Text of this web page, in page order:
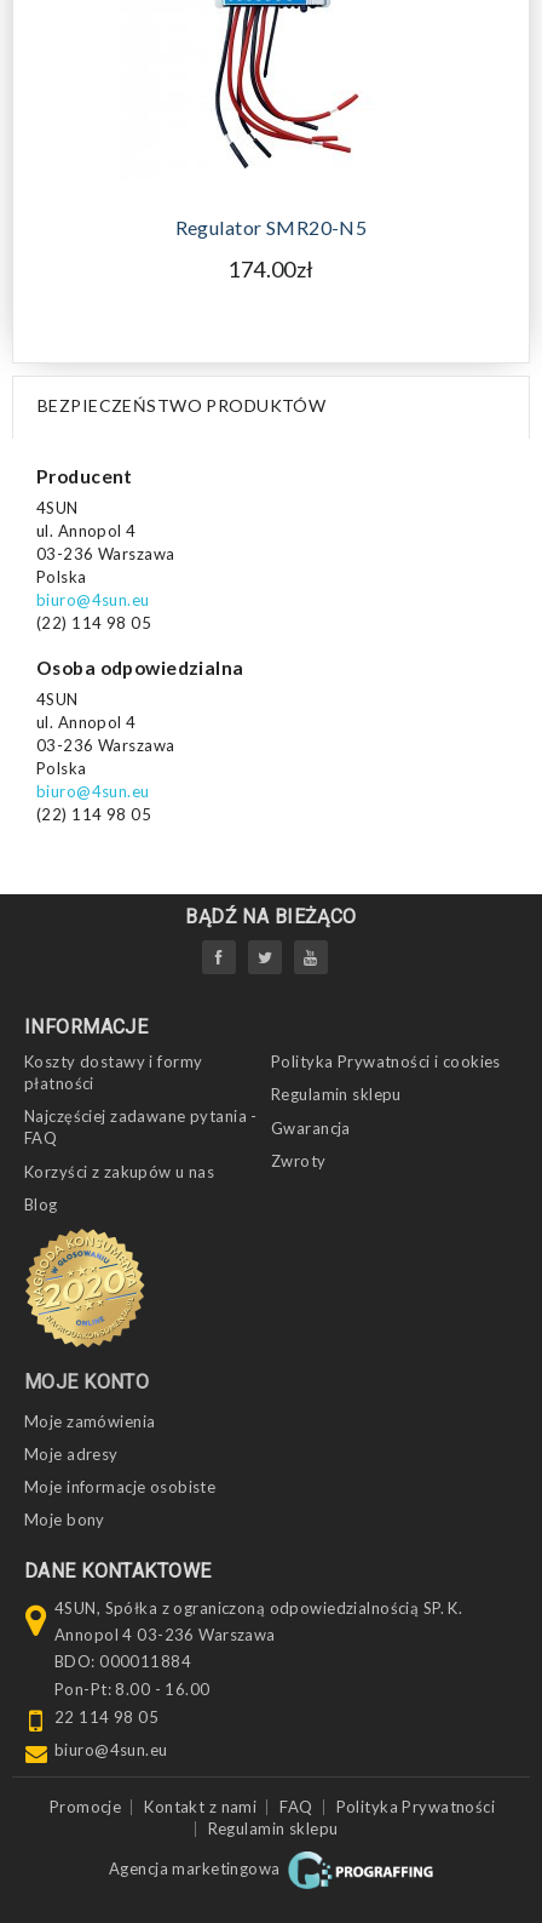
DODAJ DO KOSZYKA
Regulator SMR20-N5
174.00zł
BEZPIECZEŃSTWO PRODUKTÓW
Producent
4SUN
ul. Annopol 4
03-236 Warszawa
Polska
biuro@4sun.eu
(22) 114 98 05
Osoba odpowiedzialna
4SUN
ul. Annopol 4
03-236 Warszawa
Polska
biuro@4sun.eu
(22) 114 98 05
BĄDŹ NA BIEŻĄCO
INFORMACJE
Koszty dostawy i formy
płatności
Najczęściej zadawane pytania -
FAQ
Korzyści z zakupów u nas
Blog
Polityka Prywatności i cookies
Regulamin sklepu
Gwarancja
Zwroty
MOJE KONTO
Moje zamówienia
Moje adresy
Moje informacje osobiste
Moje bony
DANE KONTAKTOWE
4SUN, Spółka z ograniczoną odpowiedzialnością SP. K.
Annopol 4 03-236 Warszawa
BDO: 000011884
Pon-Pt: 8.00 - 16.00
22 114 98 05
biuro@4sun.eu
Promocje Kontakt z nami FAQ
Polityka Prywatności
Regulamin sklepu
Agencja marketingowa